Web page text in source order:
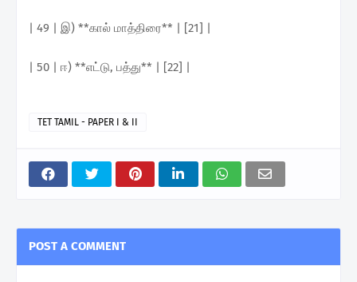
| 49 | இ) **கால் மாத்திரை** | [21] |
| 50 | ஈ) **எட்டு, பத்து** | [22] |
TET TAMIL - PAPER I & II
POST A COMMENT